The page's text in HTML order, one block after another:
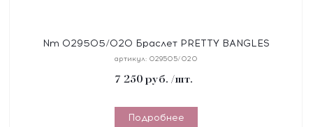
Nm 029505/020 Браслет PRETTY BANGLES
размер 17 см, сталь, цирконы белые, покрытие
артикул: 029505/020
7 250 руб. /шт.
Подробнее